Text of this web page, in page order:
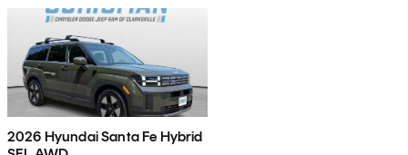
2026 Hyundai Santa Fe Hybrid